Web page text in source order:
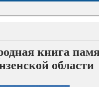
книга
области